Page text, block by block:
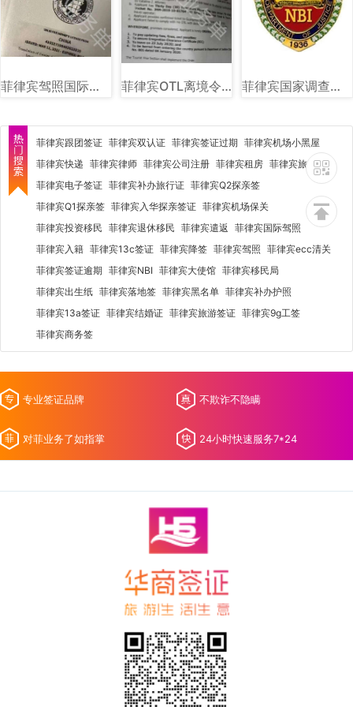
菲律宾驾照国际驾照图片样式 菲律宾OTL离境令图片样式讲解 菲律宾国家调查局（NBI）图文讲解
菲律宾跟团签证 菲律宾双认证 菲律宾签证过期 菲律宾机场小黑屋
菲律宾快递 菲律宾律师 菲律宾公司注册 菲律宾租房 菲律宾旅行社
菲律宾电子签证 菲律宾补办旅行证 菲律宾Q2探亲签
菲律宾Q1探亲签 菲律宾入华探亲签证 菲律宾机场保关
菲律宾投资移民 菲律宾退休移民 菲律宾遣返 菲律宾国际驾照
菲律宾入籍 菲律宾13c签证 菲律宾降签 菲律宾驾照 菲律宾ecc清关
菲律宾签证逾期 菲律宾NBI 菲律宾大使馆 菲律宾移民局
菲律宾出生纸 菲律宾落地签 菲律宾黑名单 菲律宾补办护照
菲律宾13a签证 菲律宾结婚证 菲律宾旅游签证 菲律宾9g工签
菲律宾商务签
专业签证品牌 不欺诈不隐瞒
对菲业务了如指掌 24小时快速服务7*24